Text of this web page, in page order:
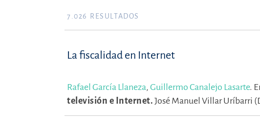
7.026 RESULTADOS
La fiscalidad en Internet
Rafael García Llaneza, Guillermo Canalejo Lasarte.
televisión e Internet. José Manuel Villar Uríbarri